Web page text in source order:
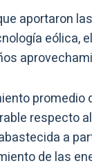
aportaron
eólica,
respecto
a
de las